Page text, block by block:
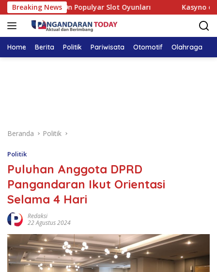
Langsung
ke
konten
Breaking News
Kazino – Ən Populyar Slot Oyunları Kasyno
Home Berita Politik Pariwisata Otomotif Olahraga
Beranda Politik
Politik
Puluhan Anggota DPRD
Pangandaran Ikut Orientasi
Selama 4 Hari
Redaksi
22 Agustus 2024